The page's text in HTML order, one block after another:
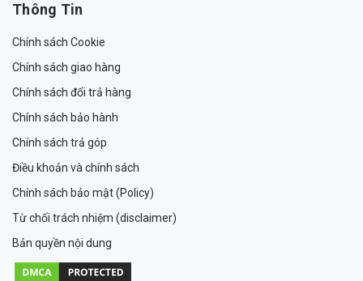
Thông Tin
Chính sách Cookie
Chính sách giao hàng
Chính sách đổi trả hàng
Chính sách bảo hành
Chính sách trả góp
Điều khoản và chính sách
Chính sách bảo mật (Policy)
Từ chối trách nhiệm (disclaimer)
Bản quyền nội dung